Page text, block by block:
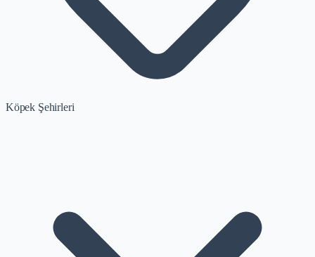
Köpek Şehirleri